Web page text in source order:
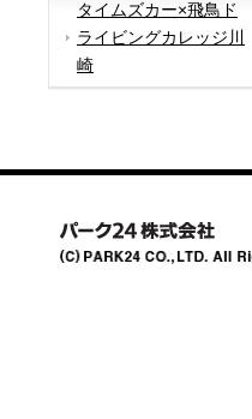
タイムズカー×飛鳥ド
ライビングカレッジ川
崎